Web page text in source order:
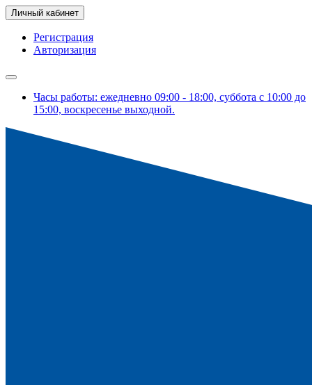
Личный кабинет
Регистрация
Авторизация
Часы работы: ежедневно 09:00 - 18:00, суббота с 10:00 до
15:00, воскресенье выходной.